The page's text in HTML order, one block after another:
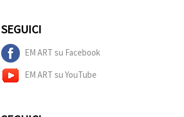
SEGUICI
EM ART su Facebook
EM ART su YouTube